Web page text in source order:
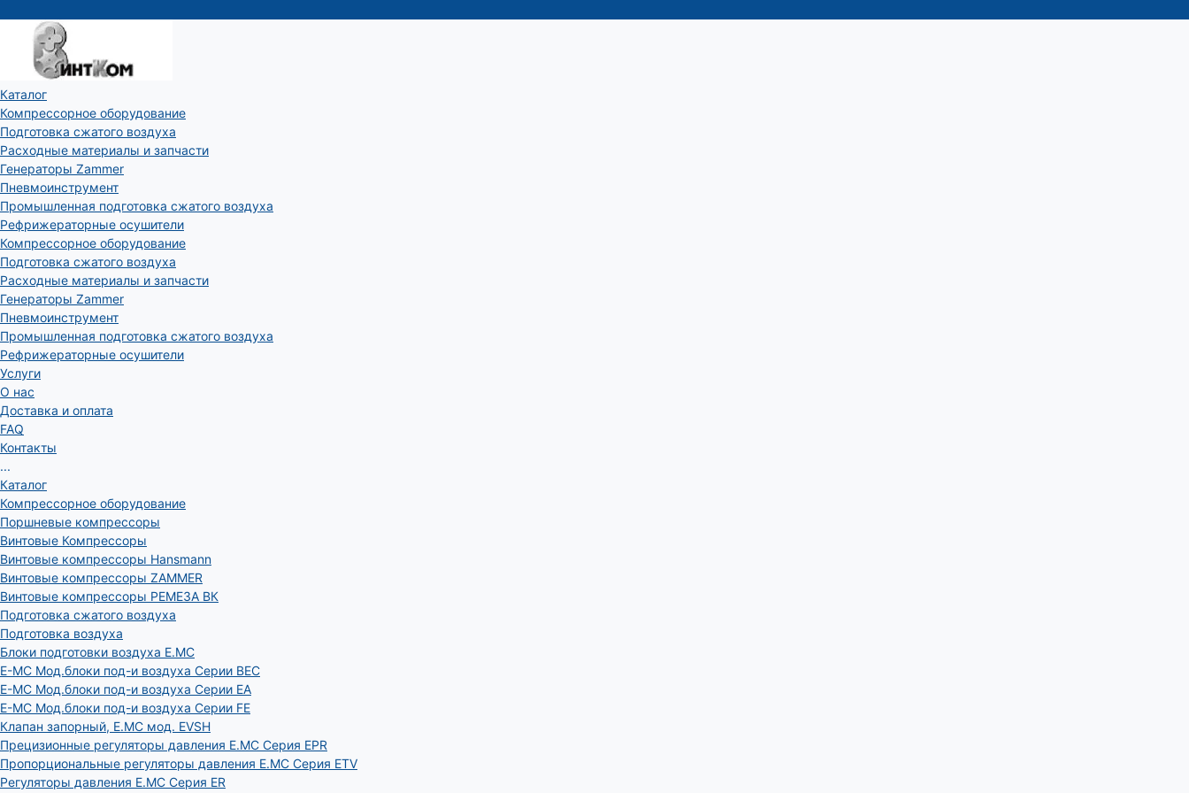
Каталог
Компрессорное оборудование
Подготовка сжатого воздуха
Расходные материалы и запчасти
Генераторы Zammer
Пневмоинструмент
Промышленная подготовка сжатого воздуха
Рефрижераторные осушители
Компрессорное оборудование
Подготовка сжатого воздуха
Расходные материалы и запчасти
Генераторы Zammer
Пневмоинструмент
Промышленная подготовка сжатого воздуха
Рефрижераторные осушители
Услуги
О нас
Доставка и оплата
FAQ
Контакты
...
Каталог
Компрессорное оборудование
Поршневые компрессоры
Винтовые Компрессоры
Винтовые компрессоры Hansmann
Винтовые компрессоры ZAMMER
Винтовые компрессоры РЕМЕЗА ВК
Подготовка сжатого воздуха
Подготовка воздуха
Блоки подготовки воздуха E.MC
E-MC Мод.блоки под-и воздуха Серии BEC
E-MC Мод.блоки под-и воздуха Серии EA
E-MC Мод.блоки под-и воздуха Серии FE
Клапан запорный, E.MC мод. EVSH
Прецизионные регуляторы давления E.MC Серия EPR
Пропорциональные регуляторы давления E.MC Серия ETV
Регуляторы давления E.MC Серия ER